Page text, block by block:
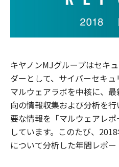
キヤノンMJグループはセキ
ダーとして、サイバーセキ
マルウェアラボを中核に、
向の情報収集および分析を
要な情報を「マルウェアレ
しています。このたび、
について分析した年間レポー